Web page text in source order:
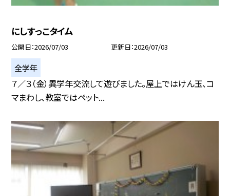
にしすっこタイム
公開日 2026/07/03 更新日 2026/07/03
全学年
７／３（金）異学年交流して遊びました。屋上ではけん玉、コ
マまわし、教室ではペット...